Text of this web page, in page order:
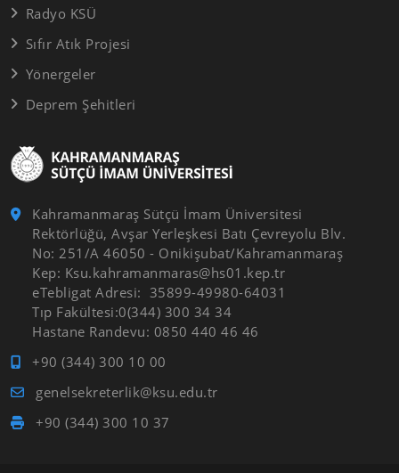
Kahramanmaraş Sütçü İmam Üniversitesi
Rektörlüğü, Avşar Yerleşkesi Batı Çevreyolu Blv.
No: 251/A 46050 - Onikişubat/Kahramanmaraş
Kep: Ksu.kahramanmaras@hs01.kep.tr
eTebligat Adresi: 35899-49980-64031
Tıp Fakültesi:0(344) 300 34 34
Hastane Randevu: 0850 440 46 46
+90 (344) 300 10 00
genelsekreterlik@ksu.edu.tr
+90 (344) 300 10 37
Radyo KSÜ
Sıfır Atık Projesi
Yönergeler
Deprem Şehitleri